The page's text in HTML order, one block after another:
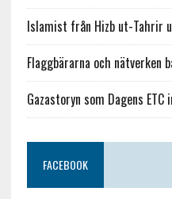
Islamist från Hizb ut-Tahrir
Flaggbärarna och nätverken
Gazastoryn som Dagens
FACEBOOK